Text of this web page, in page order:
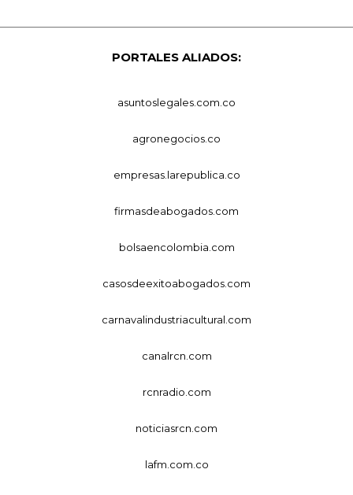
PORTALES ALIADOS:
asuntoslegales.com.co
agronegocios.co
empresas.larepublica.co
firmasdeabogados.com
bolsaencolombia.com
casosdeexitoabogados.com
carnavalindustriacultural.com
canalrcn.com
rcnradio.com
noticiasrcn.com
lafm.com.co